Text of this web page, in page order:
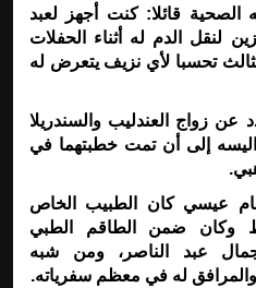
قائلا: كنت أجهز لعبد
لنقل الدم له أثناء الحفلات
تحسبا لأي نزيف يتعرض له
عن زواج العندليب والسندريلا
إلى أن تمت خطبتهما في
عيسي كان الطبيب الخاص
وكان ضمن الطاقم الطبي
عبد الناصر، ومن شبه
له في معظم سفرياته.